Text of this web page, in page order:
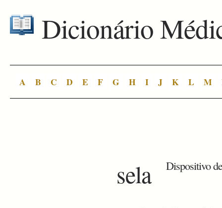
Dicionário
A B C D E F G H I J K L M
sela Dispositivo